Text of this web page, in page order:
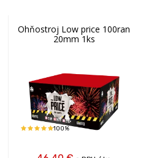
Ohňostroj Low price 100ran
20mm 1ks
100%